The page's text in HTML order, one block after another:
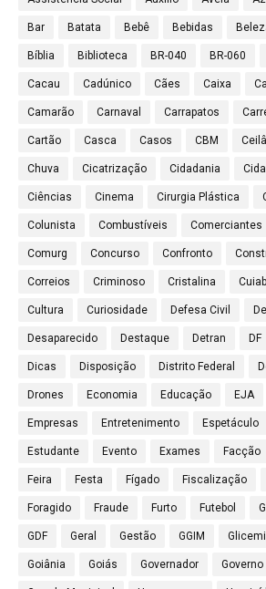
Bar Batata Bebê Bebidas
Bíblia Biblioteca BR-040 BR-060
Cacau Cadúnico Cães Caixa
Camarão Carnaval Carrapatos
Cartão Casca Casos CBM
Chuva Cicatrização Cidadania
Ciências Cinema Cirurgia Plástica
Colunista Combustíveis Comerciantes
Comurg Concurso Confronto
Correios Criminoso Cristalina
Cultura Curiosidade Defesa Civil
Desaparecido Destaque Detran DF
Dicas Disposição Distrito Federal
Drones Economia Educação EJA
Empresas Entretenimento Espetáculo
Estudante Evento Exames Facção
Feira Festa Fígado Fiscalização
Foragido Fraude Furto Futebol
GDF Geral Gestão GGIM
Goiânia Goiás Governador Governo